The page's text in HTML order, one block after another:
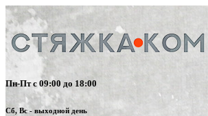
Пн-Пт с 09:00 до 18:00
Сб, Вс - выходной день